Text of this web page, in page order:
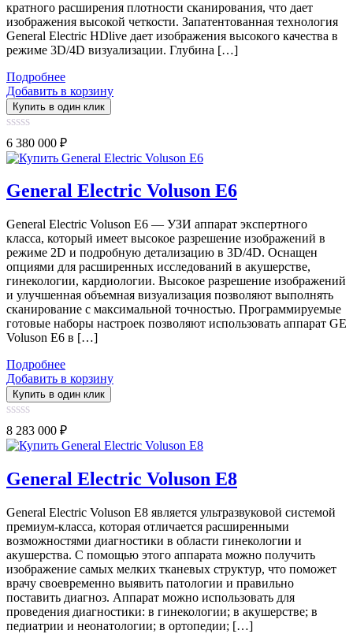
кратного расширения плотности сканирования, что дает
изображения высокой четкости. Запатентованная технология
General Electric HDlive дает изображения высокого качества в
режиме 3D/4D визуализации. Глубина […]
Подробнее
Добавить в корзину
Купить в один клик
0
out
of
6 380 000 ₽
General Electric Voluson E6
General Electric Voluson E6 — УЗИ аппарат экспертного
класса, который имеет высокое разрешение изображений в
режиме 2D и подробную детализацию в 3D/4D. Оснащен
опциями для расширенных исследований в акушерстве,
гинекологии, кардиологии. Высокое разрешение изображений
и улучшенная объемная визуализация позволяют выполнять
сканирование с максимальной точностью. Программируемые
готовые наборы настроек позволяют использовать аппарат GE
Voluson E6 в […]
Подробнее
Добавить в корзину
Купить в один клик
0
out
of
8 283 000 ₽
General Electric Voluson E8
General Electric Voluson E8 является ультразвуковой системой
премиум-класса, которая отличается расширенными
возможностями диагностики в области гинекологии и
акушерства. С помощью этого аппарата можно получить
изображение самых мелких тканевых структур, что поможет
врачу своевременно выявить патологии и правильно
поставить диагноз. Аппарат можно использовать для
проведения диагностики: в гинекологии; в акушерстве; в
педиатрии и неонатологии; в ортопедии; […]